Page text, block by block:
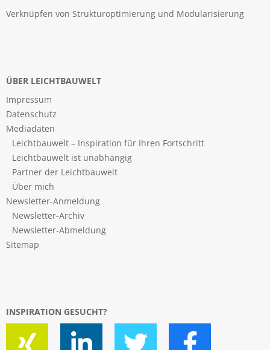
Verknüpfen von Strukturoptimierung und Modularisierung
ÜBER LEICHTBAUWELT
Impressum
Datenschutz
Mediadaten
Leichtbauwelt – Inspiration für Ihren Fortschritt
Leichtbauwelt ist unabhängig
Partner der Leichtbauwelt
Über mich
Newsletter-Anmeldung
Newsletter-Archiv
Newsletter-Abmeldung
Sitemap
INSPIRATION GESUCHT?